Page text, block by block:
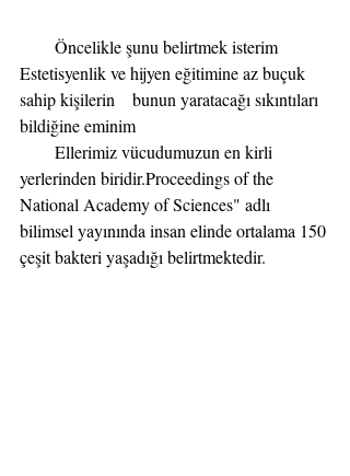
Estetisyenlik ve hijyen eğitimine az buçuk
sahip kişilerin    bunun yaratacağı sıkıntıları
bildiğine eminim
yerlerinden biridir.Proceedings of the
National Academy of Sciences" adlı
bilimsel yayınında insan elinde ortalama 150
çeşit bakteri yaşadığı belirtmektedir.